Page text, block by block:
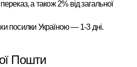
а також 2% від загальної
посилки Україною — 1-3 дні.
Пошти